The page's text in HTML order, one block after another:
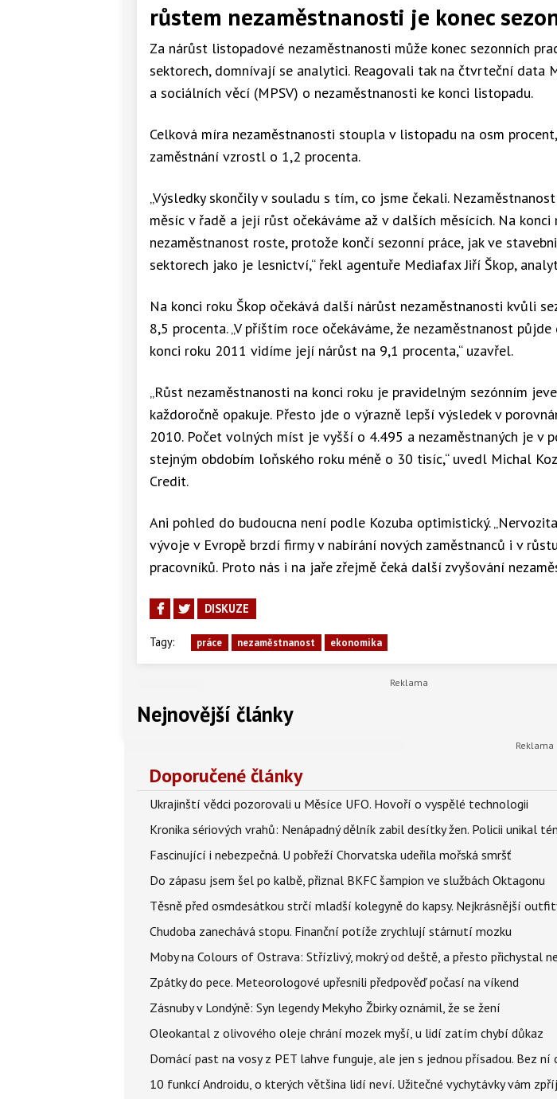
růstem nezaměstnanosti je konec
Za nárůst listopadové nezaměstnanosti může konec sezonních
sektorech, domnívají se analytici. Reagovali tak na čtvrteční data
a sociálních věcí (MPSV) o nezaměstnanosti ke konci listopadu.
Celková míra nezaměstnanosti stoupla v listopadu na osm
zaměstnání vzrostl o 1,2 procenta.
„Výsledky skončily v souladu s tím, co jsme čekali.
měsíc v řadě a její růst očekáváme až v dalších měsících. Na konci
nezaměstnanost roste, protože končí sezonní práce, jak ve
sektorech jako je lesnictví,“ řekl agentuře Mediafax Jiří Škop,
Na konci roku Škop očekává další nárůst nezaměstnanosti kvůli
8,5 procenta. „V příštím roce očekáváme, že nezaměstnanost
konci roku 2011 vidíme její nárůst na 9,1 procenta,“ uzavřel.
„Růst nezaměstnanosti na konci roku je pravidelným sezónním
každoročně opakuje. Přesto jde o výrazně lepší výsledek v
2010. Počet volných míst je vyšší o 4.495 a nezaměstnaných je v
stejným obdobím loňského roku méně o 30 tisíc,“ uvedl Michal
Credit.
Ani pohled do budoucna není podle Kozuba optimistický.
vývoje v Evropě brzdí firmy v nabírání nových zaměstnanců i v
pracovníků. Proto nás i na jaře zřejmě čeká další zvyšování
DISKUZE
Tagy: práce nezaměstnanost ekonomika
Nejnovější články
Doporučené články
Ukrajinští vědci pozorovali u Měsíce UFO. Hovoří o vyspělé technologii
Kronika sériových vrahů: Nenápadný dělník zabil desítky žen. Policii unikal
Fascinující i nebezpečná. U pobřeží Chorvatska udeřila mořská smršť
Do zápasu jsem šel po kalbě, přiznal BKFC šampion ve službách Oktagonu
Těsně před osmdesátkou strčí mladší kolegyně do kapsy. Nejkrásnější
Chudoba zanechává stopu. Finanční potíže zrychlují stárnutí mozku
Moby na Colours of Ostrava: Střízlivý, mokrý od deště, a přesto přichystal
Zpátky do pece. Meteorologové upřesnili předpověď počasí na víkend
Zásnuby v Londýně: Syn legendy Mekyho Žbirky oznámil, že se žení
Oleokantal z olivového oleje chrání mozek myší, u lidí zatím chybí důkaz
Domácí past na vosy z PET lahve funguje, ale jen s jednou přísadou. Bez
10 funkcí Androidu, o kterých většina lidí neví. Užitečné vychytávky vám